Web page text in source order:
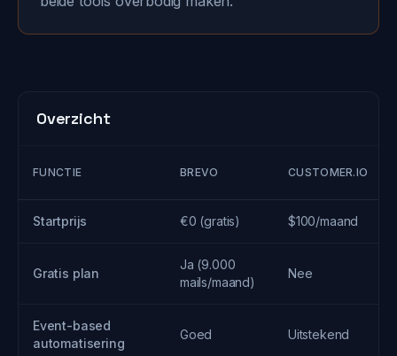
Overzicht
FUNCTIE BREVO CUSTOMER.IO
Startprijs €0 (gratis) $100/maand
Gratis plan
Ja (9.000
mails/maand)
Nee
Event-based
automatisering
Goed Uitstekend